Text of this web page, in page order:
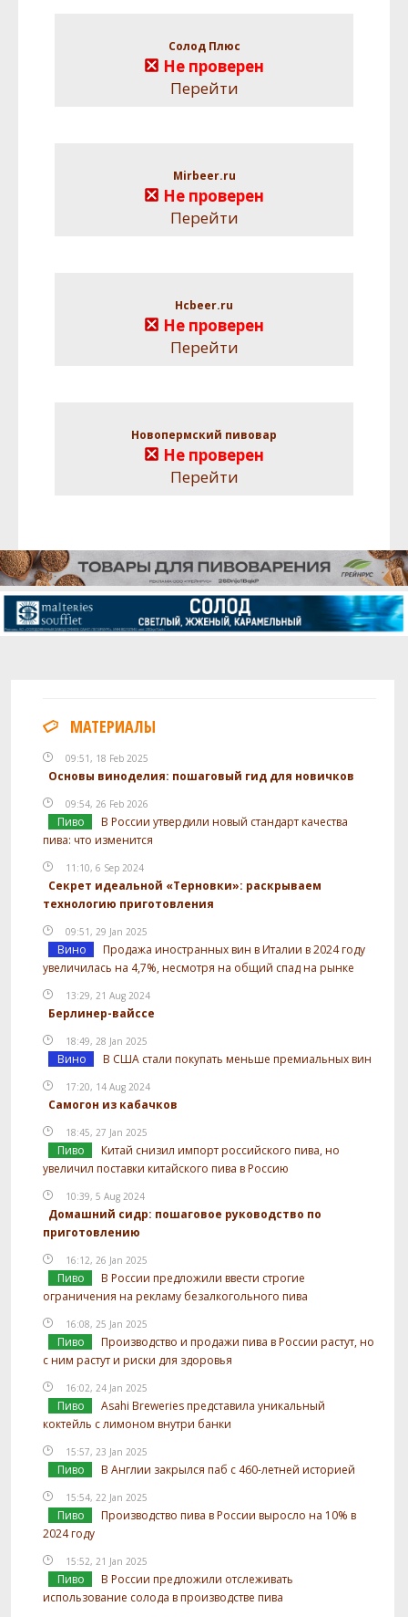
Солод Плюс
Не проверен
Перейти
Mirbeer.ru
Не проверен
Перейти
Hcbeer.ru
Не проверен
Перейти
Новопермский пивовар
Не проверен
Перейти
МАТЕРИАЛЫ
09:51, 18 Feb 2025
Основы виноделия: пошаговый гид для новичков
09:54, 26 Feb 2026
Пиво
В России утвердили новый стандарт качества
пива: что изменится
11:10, 6 Sep 2024
Секрет идеальной «Терновки»: раскрываем
технологию приготовления
09:51, 29 Jan 2025
Вино
Продажа иностранных вин в Италии в 2024 году
увеличилась на 4,7%, несмотря на общий спад на рынке
13:29, 21 Aug 2024
Берлинер-вайссе
18:49, 28 Jan 2025
Вино В США стали покупать меньше премиальных вин
17:20, 14 Aug 2024
Самогон из кабачков
18:45, 27 Jan 2025
Пиво
Китай снизил импорт российского пива, но
увеличил поставки китайского пива в Россию
10:39, 5 Aug 2024
Домашний сидр: пошаговое руководство по
приготовлению
16:12, 26 Jan 2025
Пиво
В России предложили ввести строгие
ограничения на рекламу безалкогольного пива
16:08, 25 Jan 2025
Пиво
Производство и продажи пива в России растут, но
с ним растут и риски для здоровья
16:02, 24 Jan 2025
Пиво
Asahi Breweries представила уникальный
коктейль с лимоном внутри банки
15:57, 23 Jan 2025
Пиво В Англии закрылся паб с 460-летней историей
15:54, 22 Jan 2025
Пиво
Производство пива в России выросло на 10% в
2024 году
15:52, 21 Jan 2025
Пиво
В России предложили отслеживать
использование солода в производстве пива